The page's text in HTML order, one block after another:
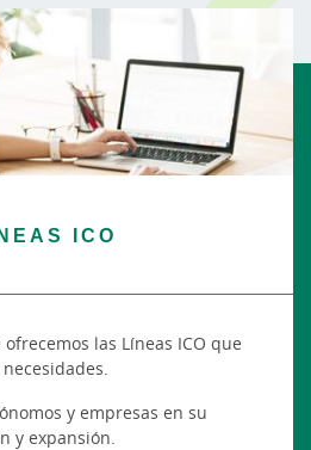
ICO
las Líneas ICO que
y empresas en su
y expansión.